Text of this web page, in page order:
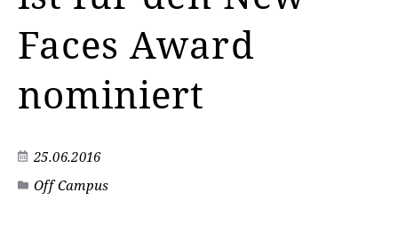
Faces Award
nominiert
25.06.2016
Off Campus